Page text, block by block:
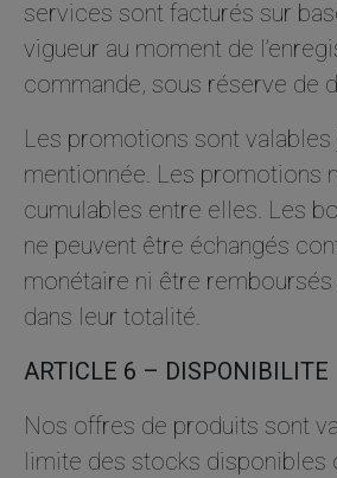
services sont facturés sur
vigueur au moment de
commande, sous réserve de
Les promotions sont valables
mentionnée. Les promotions
cumulables entre elles. Les
ne peuvent être échangés
monétaire ni être
dans leur totalité.
ARTICLE 6 – DISPONIBILITE
Nos offres de produits sont
limite des stocks disponibles